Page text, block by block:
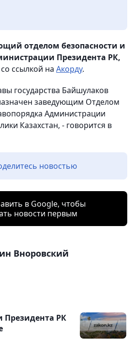
отделом безопасности и
Президента РК,
со ссылкой на Акорду.
государства Байшулаков
заведующим Отделом
Администрации
Казахстан, - говорится в
новостью
в Google, чтобы
новости первым
Вноровский
РК